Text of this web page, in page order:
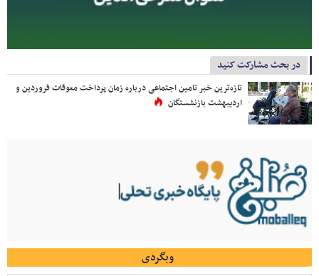
در بحث مشارکت کنید
تازه‌ترین خبر تامین اجتماعی درباره زمان پرداخت معوقات فروردین و
اردیبهشت بازنشستگان
وبگردی